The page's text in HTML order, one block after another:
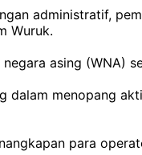
administratif,
Wuruk.
asing (WNA)
dalam menopang
para